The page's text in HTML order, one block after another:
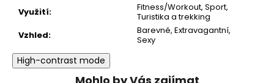
Využití: Fitness/Workout, Sport,
Turistika a trekking
Vzhled: Barevné, Extravagantní,
Sexy
High-contrast mode